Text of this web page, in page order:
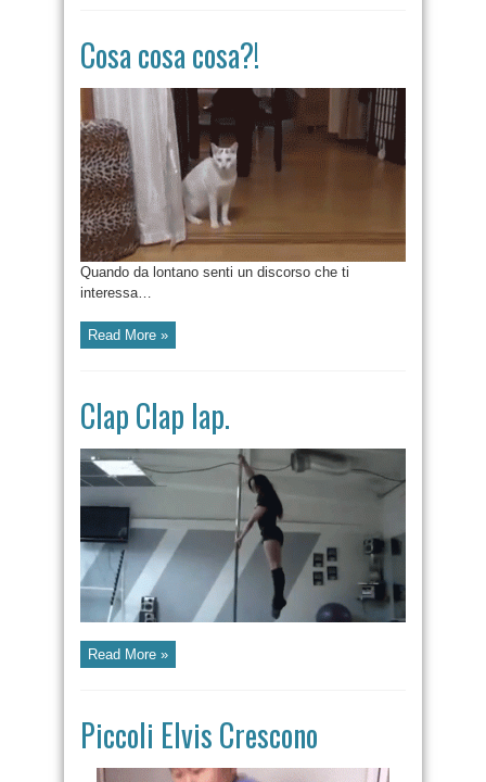
Cosa cosa cosa?!
Quando da lontano senti un discorso che ti
interessa…
Read More »
Clap Clap lap.
Read More »
Piccoli Elvis Crescono